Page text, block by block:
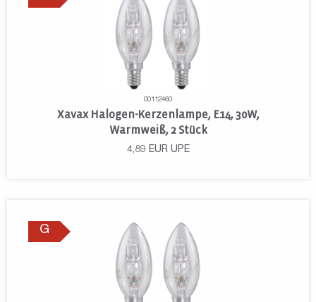
00112460
Xavax Halogen-Kerzenlampe, E14, 30W,
Warmweiß, 2 Stück
4,89 EUR UPE
G